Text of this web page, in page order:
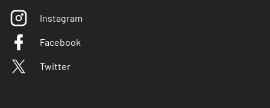
Instagram
Facebook
Twitter